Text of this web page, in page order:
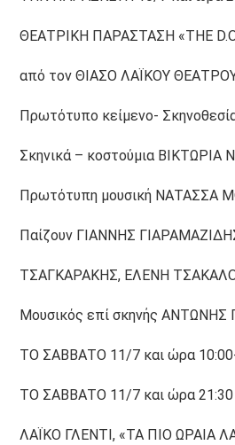
ΘΕΑΤΡΙΚΗ ΠΑΡΑΣΤΑΣΗ «ΤHE
από τον ΘΙΑΣΟ ΛΑΪΚΟΥ
Πρωτότυπο κείμενο-
Σκηνικά – κοστούμια ΒΙΚΤΩΡΙΑ
Πρωτότυπη μουσική ΝΑΤΑΣΣΑ
Παίζουν ΓΙΑΝΝΗΣ
ΤΣΑΓΚΑΡΑΚΗΣ, ΕΛΕΝΗ
Μουσικός επί σκηνής ΑΝΤΩΝΗΣ
ΤΟ ΣΑΒΒΑΤΟ 11/7 και ώρα 10:00-
ΤΟ ΣΑΒΒΑΤΟ 11/7 και ώρα 21:30
ΛΑΪΚΟ ΓΛΕΝΤΙ, «ΤΑ ΠΙΟ ΩΡΑΙΑ